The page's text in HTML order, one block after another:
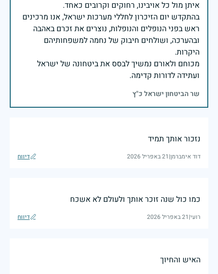
בהתקדש יום הזיכרון לחללי מערכות ישראל, אנו מרכינים
ראש בפני הנופלים והנופלות, נוצרים את זכרם באהבה
ובהערכה, ושולחים חיבוק של נחמה למשפחותיהם
מכוחם ולאורם נמשיך לבסס את ביטחונה של ישראל
ועתידה לדורות קדימה.
שר הביטחון ישראל כ"ץ
נזכור אותך תמיד
דוד אימברמן|21 באפריל 2026 דיווח
כמו כול שנה זוכר אותך ולעולם לא אשכח
רועי|21 באפריל 2026 דיווח
האיש והחיוך